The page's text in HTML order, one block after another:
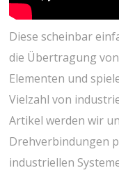
Diese scheinbar
die Übertragung
Elementen und
Vielzahl von
Artikel werden wir
Drehverbindungen
industriellen